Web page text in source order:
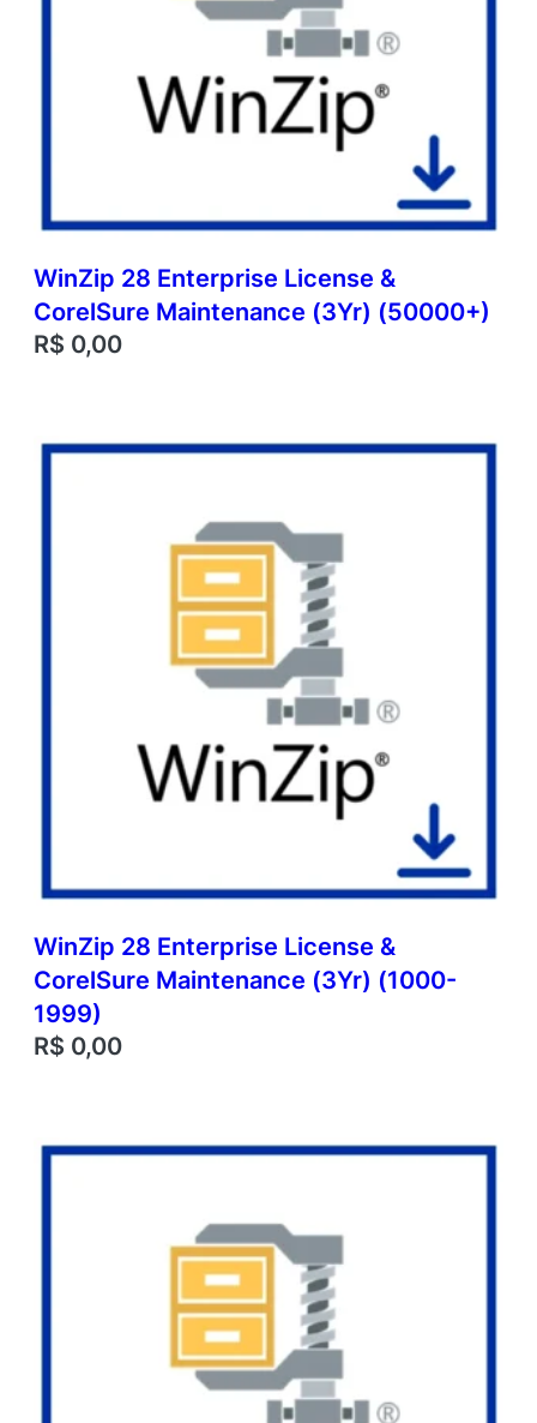
WinZip 28 Enterprise License &
CorelSure Maintenance (3Yr) (50000+)
R$ 0,00
WinZip 28 Enterprise License &
CorelSure Maintenance (3Yr) (1000-
1999)
R$ 0,00